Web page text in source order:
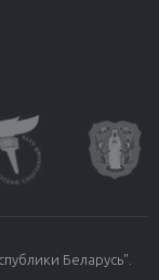
Беларусь".